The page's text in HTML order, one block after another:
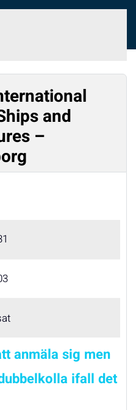
and
–
anmäla sig men
ifall det